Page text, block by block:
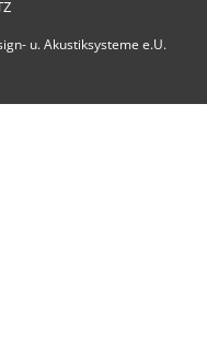
u. Akustiksysteme e.U.